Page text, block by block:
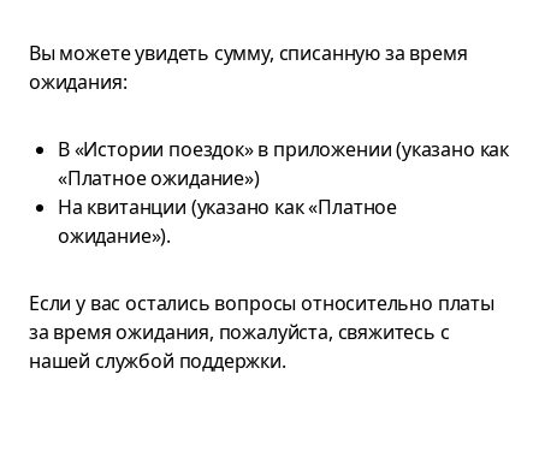
Вы можете увидеть сумму, списанную за время
ожидания:
В «Истории поездок» в приложении (указано как
«Платное ожидание»)
На квитанции (указано как «Платное
ожидание»).
Если у вас остались вопросы относительно платы
за время ожидания, пожалуйста, свяжитесь с
нашей службой поддержки.